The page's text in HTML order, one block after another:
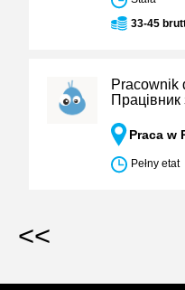
33-45
Pracownik
Praca w
Pełny etat
<<